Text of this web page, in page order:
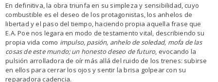
En definitiva, la obra triunfa en su simpleza y sensibilidad, cuyo
combustible es el deseo de los protagonistas, los anhelos de
libertad y el paso del tiempo, haciendo propia aquella frase que
E.A. Poe nos legara en modo de testamento vital, describiendo su
propia vida como impulso, pasión, anhelo de soledad, mofa de las
cosas de este mundo; un honesto deseo de futuro, evocando la
pulsión arrolladora de oír más allá del ruido de los trenes: subirse
en ellos para cerrar los ojos y sentir la brisa golpear con su
reparadora cadencia.